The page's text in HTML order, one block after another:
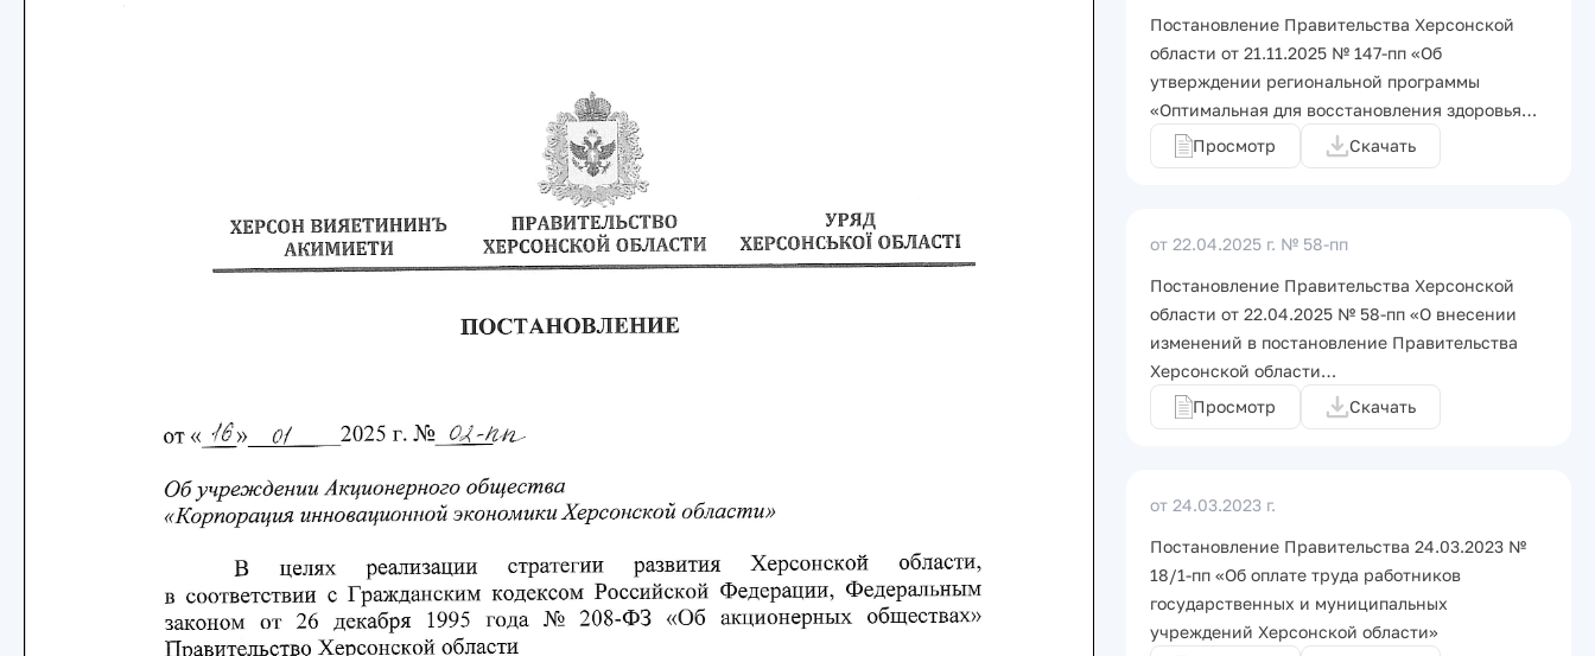
Постановление Правительства Херсонской
области от 21.11.2025 № 147-пп «Об
утверждении региональной программы
«Оптимальная для восстановления здоровья…
Просмотр
Скачать
от 22.04.2025 г. № 58-пп
Постановление Правительства Херсонской
области от 22.04.2025 № 58-пп «О внесении
изменений в постановление Правительства
Херсонской области…
Просмотр
Скачать
от 24.03.2023 г.
Постановление Правительства 24.03.2023 №
18/1-пп «Об оплате труда работников
государственных и муниципальных
учреждений Херсонской области»